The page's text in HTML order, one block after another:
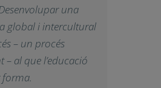
una
global i intercultural
– un procés
– al que l’educació